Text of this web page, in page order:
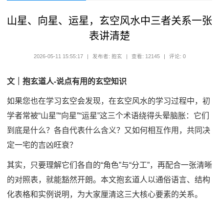
山星、向星、运星，玄空风水中三者关系一张
表讲清楚
2026-05-11 15:55:17 | 发布者: 抱玄 | 查看: 12145 | 评论: 0
文｜抱玄道人-说点有用的玄空知识
如果您也在学习玄空会发现，在玄空风水的学习过程中，初
学者常被“山星”“向星”“运星”这三个术语绕得头晕脑胀：它们
到底是什么？各自代表什么含义？又如何相互作用，共同决
定一宅的吉凶旺衰？
其实，只要理解它们各自的“角色”与“分工”，再配合一张清晰
的对照表，就能豁然开朗。本文抱玄道人以通俗语言、结构
化表格和实例说明，为大家厘清这三大核心要素的关系。